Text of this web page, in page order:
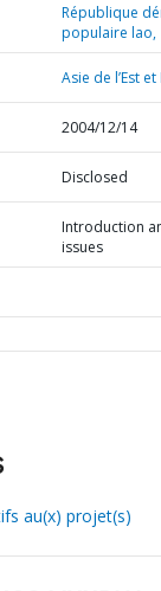
République
populaire lao,
Asie de l’Est
2004/12/14
Disclosed
Introduction
issues
au(x) projet(s)